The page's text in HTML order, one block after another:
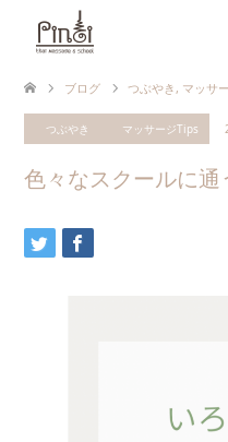
ブログ つぶやき , マッサ
つぶやき マッサージTips
色々なスクールに通